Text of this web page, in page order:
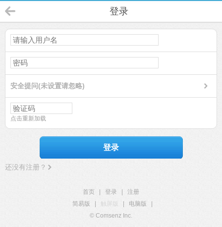
登录
安全提问(未设置请忽略)
点击重新加载
登录
还没有注册？
首页 登录
注册
简易版
触屏版 电脑版
© Comsenz Inc.